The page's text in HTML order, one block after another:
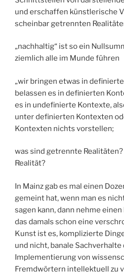
und erschaffen künstlerische
scheinbar getrennten
„nachhaltig“ ist so ein
ziemlich alle im Munde führen
„wir bringen etwas in
belassen es in definierten
es in undefinierte Kontexte,
unter definierten Kontexten
Kontexten nichts vorstellen;
was sind getrennte
Realität?
In Mainz gab es mal einen
gemeint hat, wenn man es
sagen kann, dann nehme
das damals schon eine
Kunst ist es, komplizierte
und nicht, banale Sachverhalte
Implementierung von
Fremdwörtern intellektuell zu